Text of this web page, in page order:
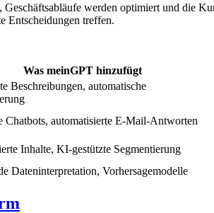
werden optimiert und die
Entscheidungen treffen.
Was meinGPT hinzufügt
Beschreibungen, automatische
Chatbots, automatisierte E-Mail-Antworten
Inhalte, KI-gestützte Segmentierung
Dateninterpretation, Vorhersagemodelle